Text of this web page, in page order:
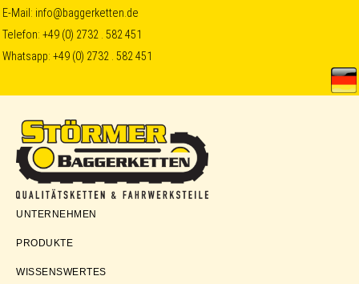
Skip
to
primary
navigation
Skip
to
content
Skip
to
E-Mail: info@baggerketten.de
Telefon:+49 (0) 2732 . 582 451
Whatsapp:+49 (0) 2732 . 582 451
Störmer
UNTERNEHMEN
PRODUKTE
WISSENSWERTES